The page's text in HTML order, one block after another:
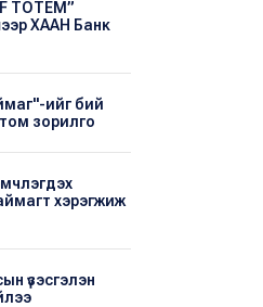
TOTEM”
ХААН Банк
ийг бий
зорилго
хэрэгжиж
үзэсгэлэн